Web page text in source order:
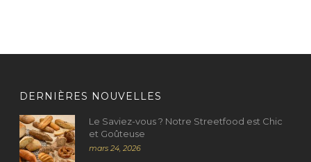
DERNIÈRES NOUVELLES
Le Saviez-vous ? Notre Streetfood est Chic
et Goûteuse
mars 24, 2026